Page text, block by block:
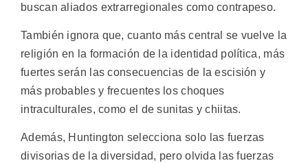
buscan aliados extrarregionales como contrapeso.
También ignora que, cuanto más central se vuelve la
religión en la formación de la identidad política, más
fuertes serán las consecuencias de la escisión y
más probables y frecuentes los choques
intraculturales, como el de sunitas y chiitas.
Además, Huntington selecciona solo las fuerzas
divisorias de la diversidad, pero olvida las fuerzas